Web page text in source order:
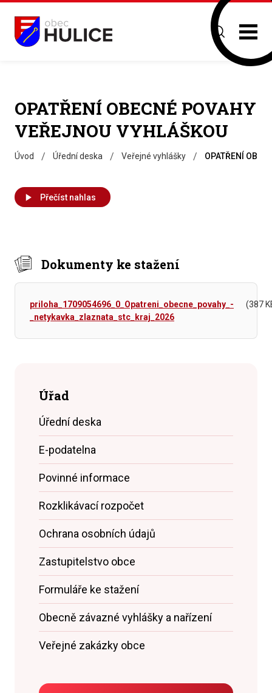
OPATŘENÍ OBECNÉ POVAHY
VEŘEJNOU VYHLÁŠKOU
Úvod / Úřední deska / Veřejné vyhlášky / OPATŘENÍ
Přečíst nahlas
Dokumenty ke stažení
priloha_1709054696_0_Opatreni_obecne_povahy_-
_netykavka_zlaznata_stc_kraj_2026
(387
Úřad
Úřední deska
E-podatelna
Povinné informace
Rozklikávací rozpočet
Ochrana osobních údajů
Zastupitelstvo obce
Formuláře ke stažení
Obecně závazné vyhlášky a nařízení
Veřejné zakázky obce